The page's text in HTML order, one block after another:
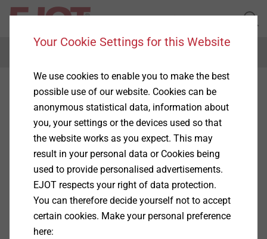
投诉举报流程
毅结特对举报人持开放态度，并根据《欧盟举报人指
令》（2019 年 11 月 26 日发布的欧盟第2019/1937号
指令，旨在保护举报违反欧盟法律的人）以及《德国举
报人保护法》行事。
毅结特还承诺尊重人权和环境，并对自己的供应链和价
Your Cookie Settings for this Website
We use cookies to enable you to make the best
possible use of our website. Cookies can be
anonymous statistical data, information about
you, your settings or the devices used so that
the website works as you expect. This may
result in your personal data or Cookies being
used to provide personalised advertisements.
EJOT respects your right of data protection.
You can therefore decide yourself not to accept
certain cookies. Make your personal preference
here: